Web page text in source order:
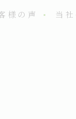
様の声 当